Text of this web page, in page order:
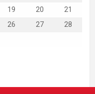
19 20
21
26 27
28